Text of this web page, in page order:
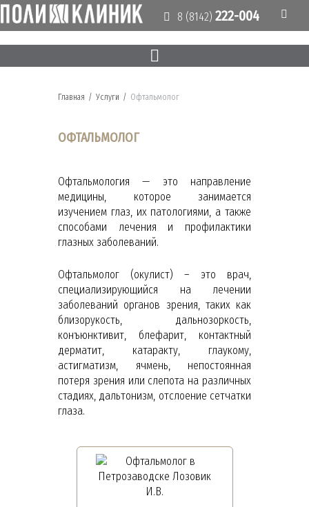
8 (8142)222-004
Главная / Услуги / Офтальмолог
ОФТАЛЬМОЛОГ
Офтальмология — это направление
медицины, которое занимается
изучением глаз, их патологиями, а также
способами лечения и профилактики
глазных заболеваний.
Офтальмолог (окулист) – это врач,
специализирующийся на лечении
заболеваний органов зрения, таких как
близорукость, дальнозоркость,
конъюнктивит, блефарит, контактный
дерматит, катаракту, глаукому,
астигматизм, ячмень, непостоянная
потеря зрения или слепота на различных
стадиях, дальтонизм, отслоение сетчатки
глаза.